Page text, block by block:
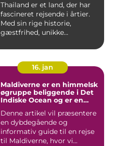
Thailand er et land, der har
fascineret rejsende i årtier.
Med sin rige historie,
gæstfrihed, unikke...
16. jan
Maldiverne er en himmelsk
øgruppe beliggende i Det
Indiske Ocean og er en
rejsende og eventyrlystne
Denne artikel vil præsentere
en dybdegående og
informativ guide til en rejse
til Maldiverne, hvor vi...